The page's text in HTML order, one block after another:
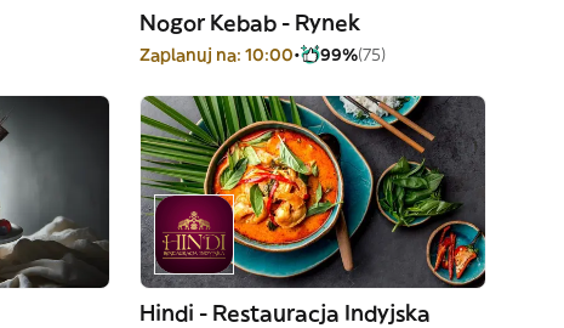
Nogor Kebab - Rynek
Zaplanuj na: 10:00 99%(75)
Hindi - Restauracja Indyjska